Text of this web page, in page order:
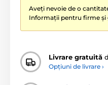
Aveți nevoie de o
Informații pentru firme și
Livrare gratuită
Opțiuni de livrare ›